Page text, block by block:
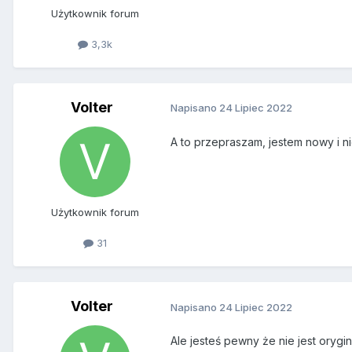
Użytkownik forum
3,3k
Volter
Użytkownik forum
31
Napisano 24 Lipiec 2022
A to przepraszam, jestem nowy i
Volter Napisano 24 Lipiec 2022
Ale jesteś pewny że nie jest